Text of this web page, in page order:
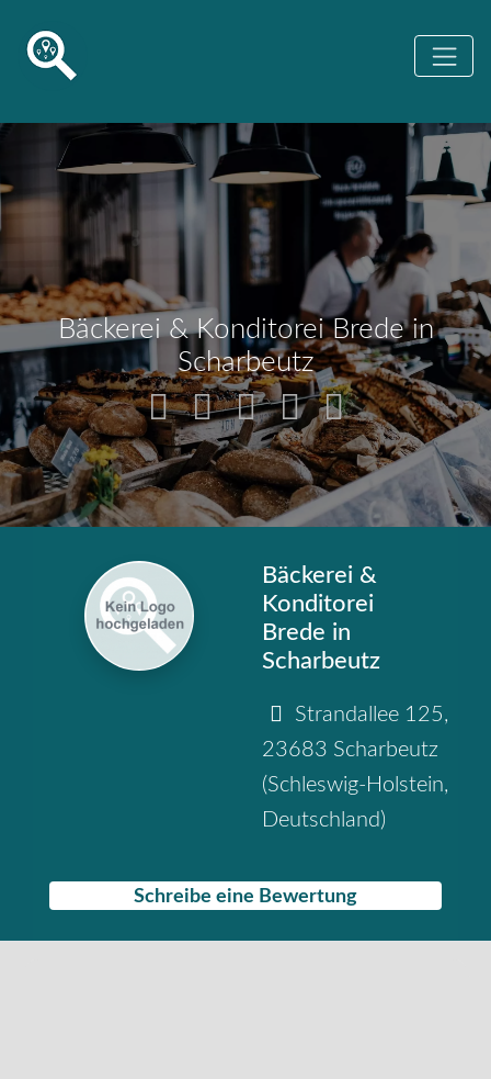
Bäckerei & Konditorei Brede in
Scharbeutz
Bäckerei &
Konditorei
Brede in
Scharbeutz
Strandallee 125,
23683 Scharbeutz
(Schleswig-Holstein,
Deutschland)
Schreibe eine Bewertung